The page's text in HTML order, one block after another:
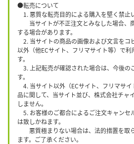
●転売について
1. 悪質な転売目的による購入を堅く禁止
当サイトが不正注文とみなした場合、
する場合があります。
2. 当サイトの商品の画像および文言をコ
以外（他ECサイト、フリマサイト等）で
す。
3. 上記転売が確認された場合は、今後の
す。
4. 当サイト以外（ECサイト、フリマサ
品に関して、当サイト並び、株式会社チャ
しません。
5. お客様のご都合によるご注文キャンセ
は致しかねます。
悪質極まりない場合は、法的措置を取
ます。ご了承ください。